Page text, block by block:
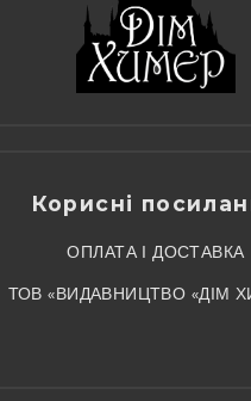
Корисні
ОПЛАТА І ДОСТАВКА
ТОВ «ВИДАВНИЦТВО «ДІМ